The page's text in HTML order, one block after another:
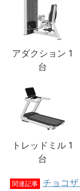
アダクション 1
台
トレッドミル 1
台
関連記事
チョコ